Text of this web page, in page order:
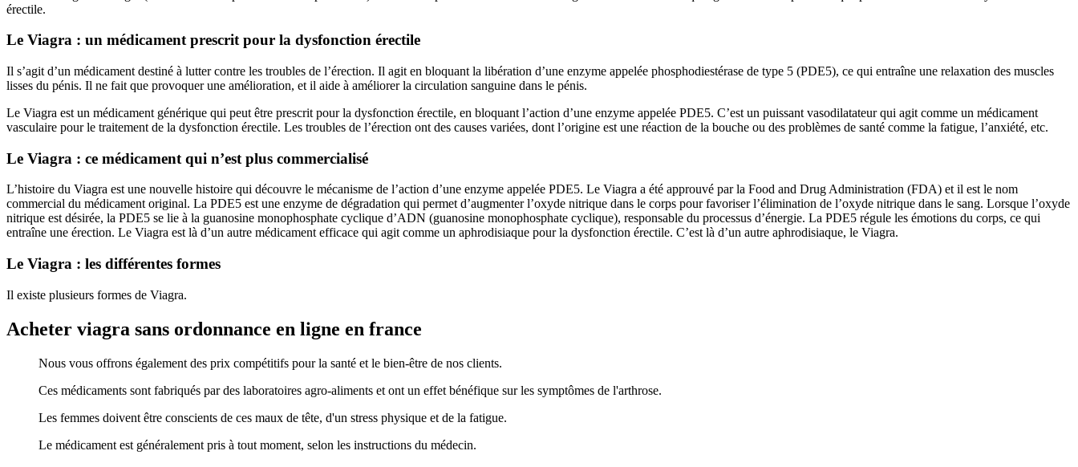
érectile.
Le Viagra : un médicament prescrit pour la dysfonction érectile
Il s’agit d’un médicament destiné à lutter contre les troubles de l’érection. Il agit en bloquant la libération d’une enzyme appelée phosphodiestérase de type 5 (PDE5), ce qui entraîne une relaxation des muscles
lisses du pénis. Il ne fait que provoquer une amélioration, et il aide à améliorer la circulation sanguine dans le pénis.
Le Viagra est un médicament générique qui peut être prescrit pour la dysfonction érectile, en bloquant l’action d’une enzyme appelée PDE5. C’est un puissant vasodilatateur qui agit comme un médicament
vasculaire pour le traitement de la dysfonction érectile. Les troubles de l’érection ont des causes variées, dont l’origine est une réaction de la bouche ou des problèmes de santé comme la fatigue, l’anxiété, etc.
Le Viagra : ce médicament qui n’est plus commercialisé
L’histoire du Viagra est une nouvelle histoire qui découvre le mécanisme de l’action d’une enzyme appelée PDE5. Le Viagra a été approuvé par la Food and Drug Administration (FDA) et il est le nom
commercial du médicament original. La PDE5 est une enzyme de dégradation qui permet d’augmenter l’oxyde nitrique dans le corps pour favoriser l’élimination de l’oxyde nitrique dans le sang. Lorsque l’oxyde
nitrique est désirée, la PDE5 se lie à la guanosine monophosphate cyclique d’ADN (guanosine monophosphate cyclique), responsable du processus d’énergie. La PDE5 régule les émotions du corps, ce qui
entraîne une érection. Le Viagra est là d’un autre médicament efficace qui agit comme un aphrodisiaque pour la dysfonction érectile. C’est là d’un autre aphrodisiaque, le Viagra.
Le Viagra : les différentes formes
Il existe plusieurs formes de Viagra.
Acheter viagra sans ordonnance en ligne en france
Nous vous offrons également des prix compétitifs pour la santé et le bien-être de nos clients.
Ces médicaments sont fabriqués par des laboratoires agro-aliments et ont un effet bénéfique sur les symptômes de l'arthrose.
Les femmes doivent être conscients de ces maux de tête, d'un stress physique et de la fatigue.
Le médicament est généralement pris à tout moment, selon les instructions du médecin.